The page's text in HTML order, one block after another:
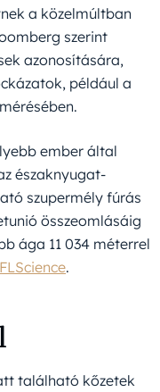
a közelmúltban
szerint
azonosítására,
például a
ember által
északnyugat-
szupermély fúrás
összeomlásáig
ága 11 034 méterrel
.
található kőzetek